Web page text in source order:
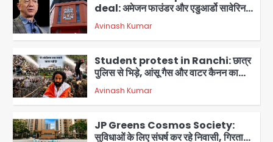
2
deal: अमेजन फाउंडर और एडुआर्डो सावेरिन
का निवेश
Avinash Kumar
3
Student protest in Ranchi: छात्र
पुलिस से भिड़े, आंसू गैस और वाटर कैनन का
इस्तेमाल
Avinash Kumar
JP Greens Cosmos Society:
सुविधाओं के लिए संघर्ष कर रहे निवासी, गिरता